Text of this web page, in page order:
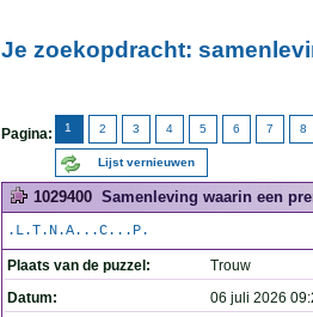
Je zoekopdracht:
Pagina: 1 2 3 4 5 6 7 8
Lijst vernieuwen
1029400 Samenleving waarin een
.L.T.N.A...C...P.
Plaats van de puzzel:
Trouw
Datum:
06 juli 2026